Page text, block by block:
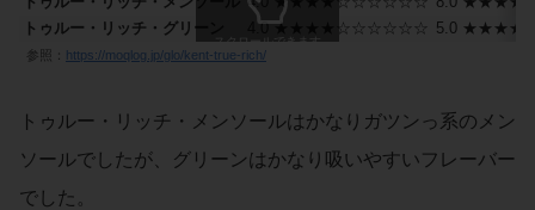
トゥルー・リッチ・グリーン
4.0 ★★★★☆☆☆☆☆☆ 5.0
スクロールできます
参照： https://moqlog.jp/glo/kent-true-rich/
トゥルー・リッチ・メンソールはかなりガツンっ系のメン
ソールでしたが、グリーンはかなり吸いやすいフレーバー
でした。